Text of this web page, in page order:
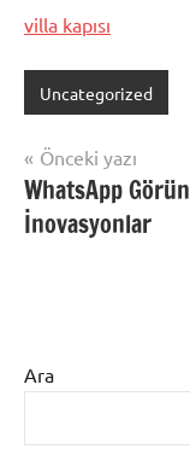
villa kapısı
Uncategorized
Yazı
gezinmesi
Önceki yazı
WhatsApp
İnovasyonlar
Ara